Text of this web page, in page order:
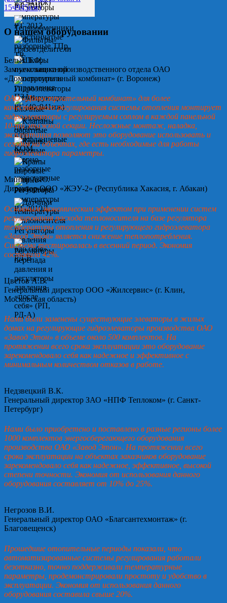
О нашем оборудовании
Белых Т.Ф.
Замначальника производственного отдела ОАО
«Домостроительный комбинат» (г. Воронеж)
ОАО «Домостроительный комбинат» для более
качественного регулирования системы отопления монтирует
гидроэлеваторы с регулируемым соплом в каждой панельной
10-ти этажной секции. Несложные монтаж, наладка,
эксплуатация позволяют это оборудование использовать и
сегодня на объектах, где есть необходимые для работы
гидроэлеватора параметры.
Минин А.Ю.
Директор ООО «ЖЭУ-2» (Республика Хакасия, г. Абакан)
Основным экономическим эффектом при применении систем
регулирования расхода теплоносителя на базе регулятора
температуры отопления и регулирующего гидроэлеватора
«Завод Этон» является снижение теплопотребления.
Система тестировалась в весенний период. Экономия
составила 42%.
Цветов А.В.
Генеральный директор ООО «Жилсервис» (г. Клин,
Московская область)
Нами были заменены существующие элеваторы в жилых
домах на регулирующие гидроэлеваторы производства ОАО
«Завод Этон» в объеме около 500 комплектов. На
протяжении всего срока эксплуатации это оборудование
зарекомендовало себя как надежное и эффективное с
минимальным количеством отказов в работе.
Недзвецкий В.К.
Генеральный директор ЗАО «НПФ Теплоком» (г. Санкт-
Петербург)
Нами было приобретено и поставлено в разные регионы более
1000 комплектов энергосберегающего оборудования
производства ОАО «Завод Этон». На протяжении всего
срока эксплуатации на объектах заказчиков оборудование
зарекомендовало себя как надежное, эффективное, высокой
степени точности. Экономия от использования данного
оборудования составляет от 10% до 25%.
Негрозов В.И.
Генеральный директор ОАО «Благсантехмонтаж» (г.
Благовещенск)
Прошедшие отопительные периоды показали, что
автоматизированные системы регулирования работали
безотказно, точно поддерживали температурные
параметры, продемонстрировали простоту и удобство в
эксплуатации. Экономия от использования данного
оборудования составила свыше 20%.